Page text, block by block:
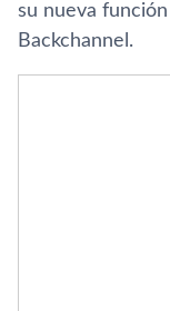
su nueva
Backchannel.